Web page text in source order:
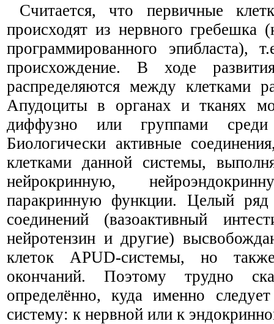
Считается, что первичные
происходят из нервного гребешка
программированного эпибласта),
происхождение. В ходе
распределяются между клетками
Апудоциты в органах и тканях
диффузно или группами
Биологически активные
клетками данной системы,
нейрокринную,
паракринную функции. Целый ряд
соединений (вазоактивный
нейротензин и другие)
клеток APUD-системы, но
окончаний. Поэтому трудно
определённо, куда именно
систему: к нервной или к